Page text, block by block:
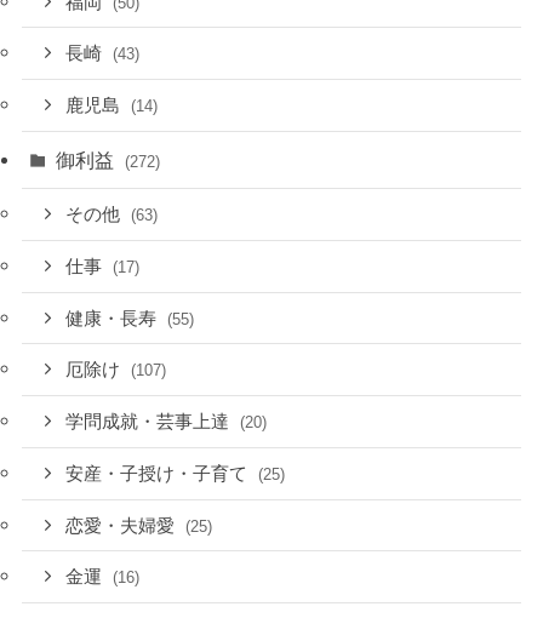
長崎 (43)
鹿児島 (14)
御利益 (272)
その他 (63)
仕事 (17)
健康・長寿 (55)
厄除け (107)
学問成就・芸事上達 (20)
安産・子授け・子育て (25)
恋愛・夫婦愛 (25)
金運 (16)